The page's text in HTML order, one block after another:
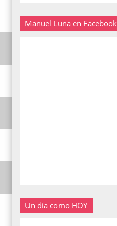
Manuel Luna en Facebook
Un día como HOY